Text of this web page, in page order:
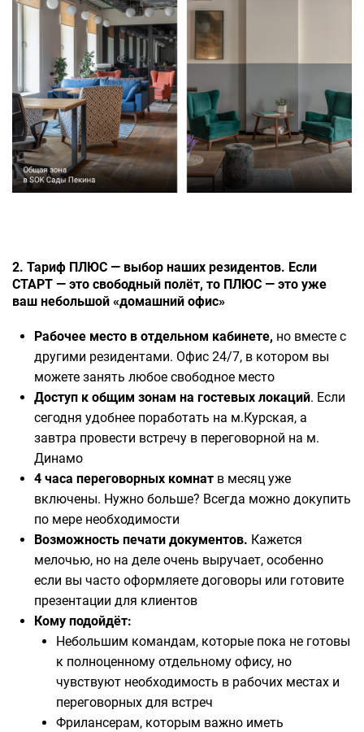
2. Тариф ПЛЮС — выбор наших резидентов. Если
СТАРТ — это свободный полёт, то ПЛЮС — это уже
ваш небольшой «домашний офис»
Рабочее место в отдельном кабинете, но вместе с
другими резидентами. Офис 24/7, в котором вы
можете занять любое свободное место
Доступ к общим зонам на гостевых локаций. Если
сегодня удобнее поработать на м.Курская, а
завтра провести встречу в переговорной на м.
Динамо
4 часа переговорных комнат в месяц уже
включены. Нужно больше? Всегда можно докупить
по мере необходимости
Возможность печати документов. Кажется
мелочью, но на деле очень выручает, особенно
если вы часто оформляете договоры или готовите
презентации для клиентов
Кому подойдёт:
Небольшим командам, которые пока не готовы
к полноценному отдельному офису, но
чувствуют необходимость в рабочих местах и
переговорных для встреч
Фрилансерам, которым важно иметь